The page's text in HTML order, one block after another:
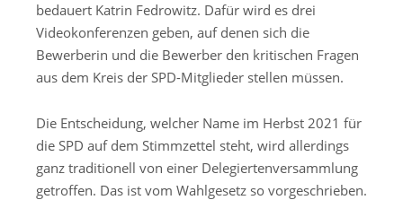
bedauert Katrin Fedrowitz. Dafür wird es drei
Videokonferenzen geben, auf denen sich die
Bewerberin und die Bewerber den kritischen Fragen
aus dem Kreis der SPD-Mitglieder stellen müssen.
Die Entscheidung, welcher Name im Herbst 2021 für
die SPD auf dem Stimmzettel steht, wird allerdings
ganz traditionell von einer Delegiertenversammlung
getroffen. Das ist vom Wahlgesetz so vorgeschrieben.